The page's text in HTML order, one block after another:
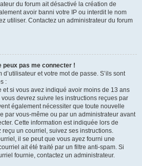
du forum ait désactivé la création de
avoir banni votre IP ou interdit le nom
utiliser. Contactez un administrateur du forum
peux pas me connecter !
et votre mot de passe. S’ils sont
:
et si vous avez indiqué avoir moins de 13 ans
vous devrez suivre les instructions reçues par
également nécessiter que toute nouvelle
par vous-même ou par un administrateur avant
Cette information est indiquée lors de
reçu un courriel, suivez ses instructions.
il se peut que vous ayez fourni une
ait été traité par un filtre anti-spam. Si
fournie, contactez un administrateur.